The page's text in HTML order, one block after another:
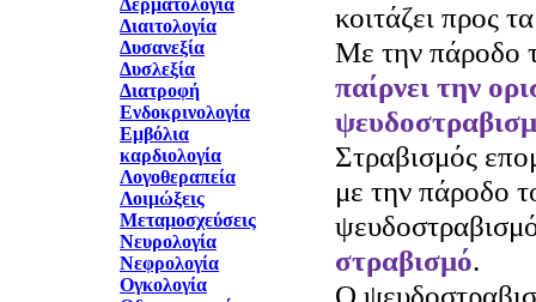
Δερματολογία
Διαιτολογία
Δυσανεξία
Δυσλεξία
Διατροφή
Ενδοκρινολογία
Εμβόλια
καρδιολογία
Λογοθεραπεία
Λοιμώξεις
Μεταμοσχεύσεις
Νευρολογία
Νεφρολογία
Ογκολογία
κοιτάζει προς
Με την πάροδο
παίρνει την
Στραβισμός
με την πάροδο
στραβισμό.
Ο